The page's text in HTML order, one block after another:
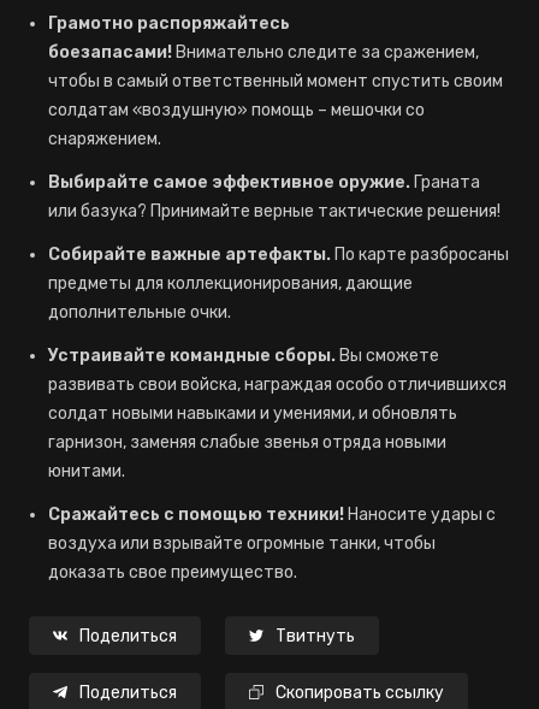
Грамотно распоряжайтесь
боезапасами! Внимательно следите за сражением,
чтобы в самый ответственный момент спустить своим
солдатам «воздушную» помощь – мешочки со
снаряжением.
Выбирайте самое эффективное оружие. Граната
или базука? Принимайте верные тактические решения!
Собирайте важные артефакты. По карте разбросаны
предметы для коллекционирования, дающие
дополнительные очки.
Устраивайте командные сборы. Вы сможете
развивать свои войска, награждая особо отличившихся
солдат новыми навыками и умениями, и обновлять
гарнизон, заменяя слабые звенья отряда новыми
юнитами.
Сражайтесь с помощью техники! Наносите удары с
воздуха или взрывайте огромные танки, чтобы
доказать свое преимущество.
Поделиться Твитнуть
Поделиться Скопировать ссылку